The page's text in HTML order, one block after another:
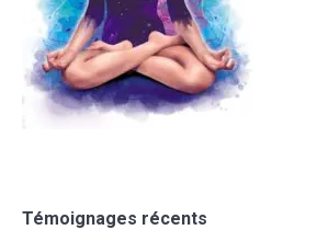
Témoignages récents